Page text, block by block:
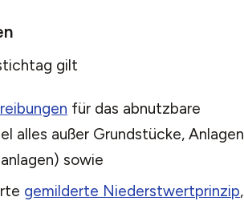
gilt
für das abnutzbare
alles außer Grundstücke,
sowie
gemilderte Niederstwertprinzip